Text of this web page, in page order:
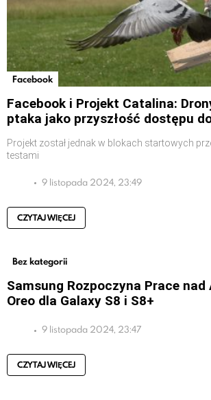
Facebook
Facebook i Projekt Catalina:
ptaka jako przyszłość dostępu
Projekt został jednak w blokach startowych
testami
9 listopada 2024, 23:49
CZYTAJ WIĘCEJ
Bez kategorii
Samsung Rozpoczyna Prace nad
Oreo dla Galaxy S8 i S8+
9 listopada 2024, 23:47
CZYTAJ WIĘCEJ